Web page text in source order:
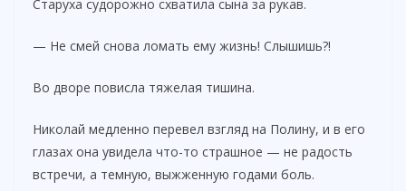
Старуха судорожно схватила сына за рукав.
— Не смей снова ломать ему жизнь! Слышишь?!
Во дворе повисла тяжелая тишина.
Николай медленно перевел взгляд на Полину, и в его
глазах она увидела что-то страшное — не радость
встречи, а темную, выжженную годами боль.